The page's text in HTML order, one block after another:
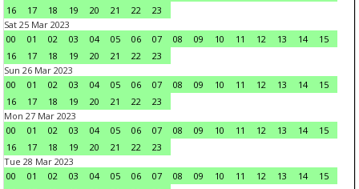
16
17 18 19 20 21 22
23
Sat 25 Mar 2023
00
01 02 03 04 05 06 07 08 09 10 11 12 13 14
15
16
17 18 19 20 21 22
23
Sun 26 Mar 2023
00
01 02 03 04 05 06 07 08 09 10 11 12 13 14
15
16
17 18 19 20 21 22
23
Mon 27 Mar 2023
00
01 02 03 04 05 06 07 08 09 10 11 12 13 14
15
16
17 18 19 20 21 22
23
Tue 28 Mar 2023
00
01 02 03 04 05 06 07 08 09 10 11 12 13 14
15